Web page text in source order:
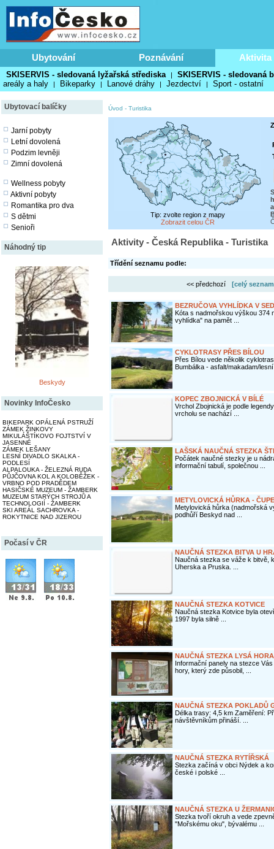
Ubytování Poznávání Aktivita
SKISERVIS - sledovaná lyžařská střediska |
SKISERVIS - sledovaná
areály a haly
| Bikeparky | Lanové dráhy | Jezdectví | Sport - ostatní
Ubytovací balíčky
Jarní pobyty
Letní dovolená
Podzim levněji
Zimní dovolená
Wellness pobyty
Aktivní pobyty
Romantika pro dva
S dětmi
Senioři
Náhodný tip
Beskydy
Novinky InfoČesko
BIKEPARK OPÁLENÁ PSTRUŽÍ
ZÁMEK ŽINKOVY
MIKULÁŠTÍKOVO FOJTSTVÍ V
JASENNÉ
ZÁMEK LEŠANY
LESNÍ DIVADLO SKALKA -
PODLESÍ
ALPALOUKA - ŽELEZNÁ RUDA
PŮJČOVNA KOL A KOLOBĚŽEK -
VRBNO POD PRADĚDEM
HASIČSKÉ MUZEUM - ŽAMBERK
MUZEUM STARÝCH STROJŮ A
TECHNOLOGIÍ - ŽAMBERK
SKI AREÁL SACHROVKA -
ROKYTNICE NAD JIZEROU
Počasí v ČR
Úvod - Turistika
Tip: zvolte region z mapy
Zobrazit celou ČR
Aktivity - Česká Republika - Turistika
Třídění seznamu podle:
<< předchozí [celý
BEZRUČOVA VYHLÍDKA V
Kóta s nadmořskou výškou 374
vyhlídka" na pamět ...
CYKLOTRASY PŘES BÍLOU
Přes Bílou vede několik
Bumbálka - asfalt/makadam/
KOPEC ZBOJNICKÁ V BÍLÉ
Vrchol Zbojnická je podle
vrcholu se nachází ...
LAŠSKÁ NAUČNÁ STEZKA
Počátek naučné stezky je u
informační tabulí, společnou ...
METYLOVICKÁ HŮRKA -
Metylovická hůrka (nadmořská
podhůří Beskyd nad ...
NAUČNÁ STEZKA BITVA U
Naučná stezka se váže k bitvě,
Uherska a Pruska. ...
NAUČNÁ STEZKA KOTVICE
Naučná stezka Kotvice byla
1997 byla silně ...
NAUČNÁ STEZKA LYSÁ HORA
Informační panely na stezce
hory, který zde působil, ...
NAUČNÁ STEZKA POKLADŮ
Délka trasy: 4,5 km Zaměření:
návštěvníkům přináší. ...
NAUČNÁ STEZKA RYTÍŘSKÁ
Stezka začíná v obci Nýdek a
české i polské ...
NAUČNÁ STEZKA U
Stezka tvoří okruh a vede
"Mořskému oku", bývalému ...